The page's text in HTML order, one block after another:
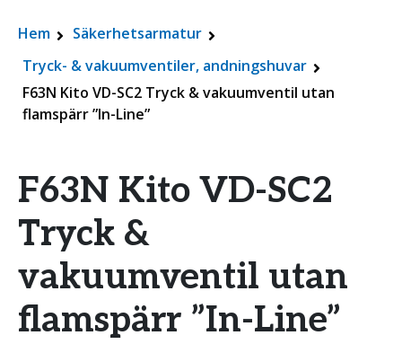
Hem
Säkerhetsarmatur
Tryck- & vakuumventiler, andningshuvar
F63N Kito VD-SC2 Tryck & vakuumventil utan
flamspärr ”In-Line”
F63N Kito VD-SC2
Tryck &
vakuumventil utan
flamspärr ”In-Line”